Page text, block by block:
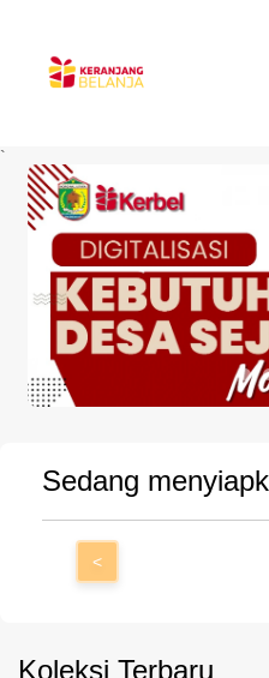
`
Sedang
<
Koleksi Terbaru